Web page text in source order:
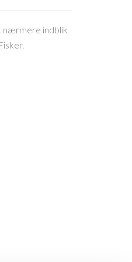
nærmere indblik